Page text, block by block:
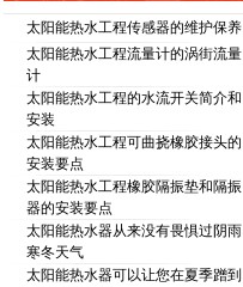
太阳能热水工程传感器的维护保养
太阳能热水工程流量计的涡街流量
计
太阳能热水工程的水流开关简介和
安装
太阳能热水工程可曲挠橡胶接头的
安装要点
太阳能热水工程橡胶隔振垫和隔振
器的安装要点
太阳能热水器从来没有畏惧过阴雨
寒冬天气
太阳能热水器可以让您在夏季蹭到